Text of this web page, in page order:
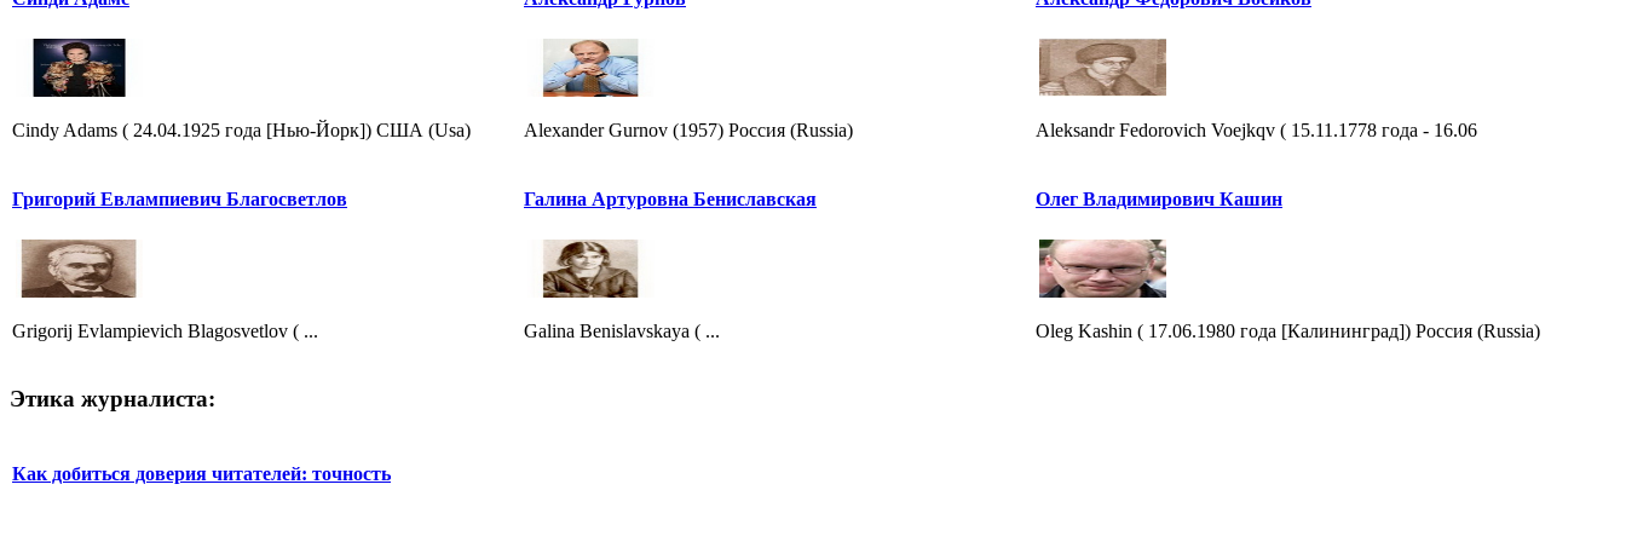
Cindy Adams ( 24.04.1925 года [Нью-Йорк]) США (Usa) Alexander Gurnov (1957) Россия (Russia) Aleksandr Fedorovich Voejkqv ( 15.11.1778 года - 16.06
Григорий Евлампиевич Благосветлов
Grigorij Evlampievich Blagosvetlov ( ...
Галина Артуровна Бениславская
Galina Benislavskaya ( ...
Олег Владимирович Кашин
Oleg Kashin ( 17.06.1980 года [Калининград]) Россия (Russia)
Этика журналиста:
Как добиться доверия читателей: точность